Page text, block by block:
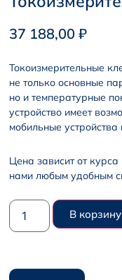
37 188,00 ₽
Токоизмерительные
не только основные
но и температурные
устройство имеет
мобильные
Цена зависит от
нами любым удобным
В корзину